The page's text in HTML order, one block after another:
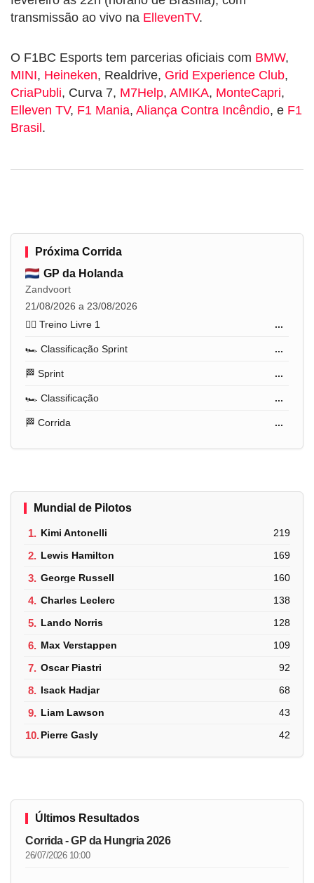
transmissão ao vivo na EllevenTV.
O F1BC Esports tem parcerias oficiais com BMW,
MINI, Heineken, Realdrive, Grid Experience Club,
CriaPubli, Curva 7, M7Help, AMIKA, MonteCapri,
Elleven TV, F1 Mania, Aliança Contra Incêndio, e F1
Brasil.
Próxima Corrida
GP da Holanda
Zandvoort
21/08/2026 a 23/08/2026
🏋️‍♂️ Treino Livre 1
...
🏎️ Classificação Sprint ...
🏁 Sprint ...
🏎️ Classificação ...
🏁 Corrida ...
Mundial de Pilotos
1. Kimi Antonelli 219
2. Lewis Hamilton 169
3. George Russell 160
4. Charles Leclerc 138
5. Lando Norris 128
6. Max Verstappen 109
7. Oscar Piastri 92
8. Isack Hadjar 68
9. Liam Lawson 43
10.Pierre Gasly 42
Últimos Resultados
Corrida - GP da Hungria 2026
26/07/2026 10:00